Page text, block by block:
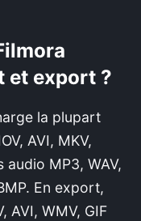
et export ?
la plupart
AVI, MKV,
audio MP3, WAV,
En export,
AVI, WMV, GIF